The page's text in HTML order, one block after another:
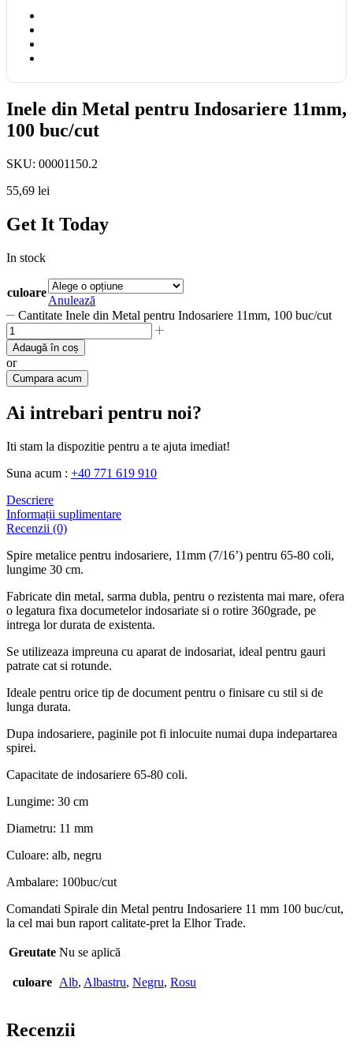
Inele din Metal pentru Indosariere 11mm,
100 buc/cut
SKU: 00001150.2
55,69 lei
Get It Today
In stock
culoare
Anulează
Cantitate Inele din Metal pentru Indosariere 11mm, 100 buc/cut
Adaugă în coș
or
Cumpara acum
Ai intrebari pentru noi?
Iti stam la dispozitie pentru a te ajuta imediat!
Suna acum : +40 771 619 910
Descriere
Informații suplimentare
Recenzii (0)
Spire metalice pentru indosariere, 11mm (7/16’) pentru 65-80 coli,
lungime 30 cm.
Fabricate din metal, sarma dubla, pentru o rezistenta mai mare, ofera
o legatura fixa documetelor indosariate si o rotire 360grade, pe
intrega lor durata de existenta.
Se utilizeaza impreuna cu aparat de indosariat, ideal pentru gauri
patrate cat si rotunde.
Ideale pentru orice tip de document pentru o finisare cu stil si de
lunga durata.
Dupa indosariere, paginile pot fi inlocuite numai dupa indepartarea
spirei.
Capacitate de indosariere 65-80 coli.
Lungime: 30 cm
Diametru: 11 mm
Culoare: alb, negru
Ambalare: 100buc/cut
Comandati Spirale din Metal pentru Indosariere 11 mm 100 buc/cut,
la cel mai bun raport calitate-pret la Elhor Trade.
Greutate Nu se aplică
culoare Alb, Albastru, Negru, Rosu
Recenzii